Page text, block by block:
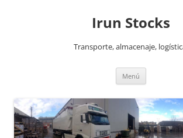
Irun Stocks
Transporte, almacenaje,
Menú